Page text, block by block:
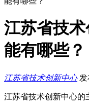
江苏省技
能有哪些？
江苏省技术创新中心 发
江苏省技术创新中心的